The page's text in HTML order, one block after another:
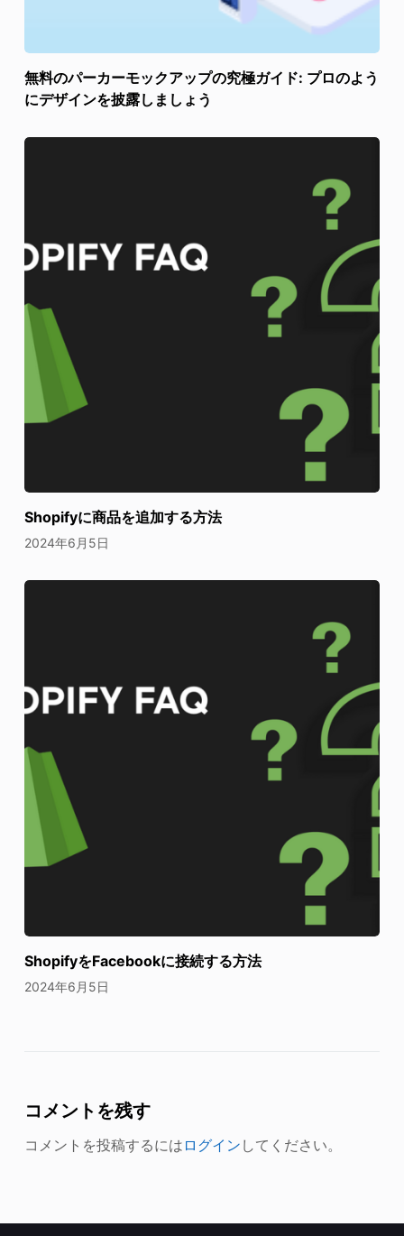
無料のパーカーモックアップの究極ガイド: プロのよう
にデザインを披露しましょう
Shopifyに商品を追加する方法
2024年6月5日
ShopifyをFacebookに接続する方法
2024年6月5日
コメントを残す
コメントを投稿するには ログイン してください。